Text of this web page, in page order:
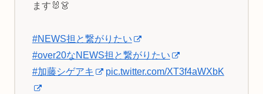
ます🐰👗
#NEWS担と繋がりたい
#over20なNEWS担と繋がりたい
#加藤シゲアキ
pic.twitter.com/XT3f4aWXbK